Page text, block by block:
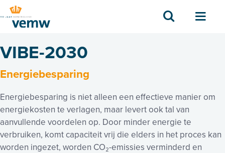
Zoek
VIBE-2030
Energiebesparing
Energiebesparing is niet alleen een effectieve manier om
energiekosten te verlagen, maar levert ook tal van
aanvullende voordelen op. Door minder energie te
verbruiken, komt capaciteit vrij die elders in het proces kan
worden ingezet, worden CO₂-emissies verminderd en